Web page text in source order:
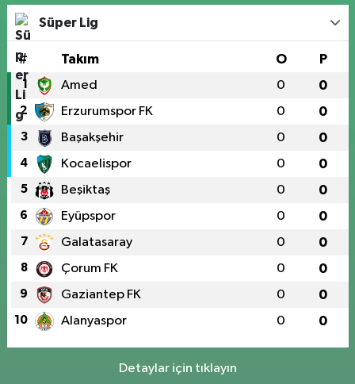
Süper Lig
# Takım O P
1 Amed 0 0
2 Erzurumspor FK 0 0
3 Başakşehir 0 0
4 Kocaelispor 0 0
5 Beşiktaş 0 0
6 Eyüpspor 0 0
7 Galatasaray 0 0
8 Çorum FK 0 0
9 Gaziantep FK 0 0
10 Alanyaspor 0 0
Detaylar için tıklayın